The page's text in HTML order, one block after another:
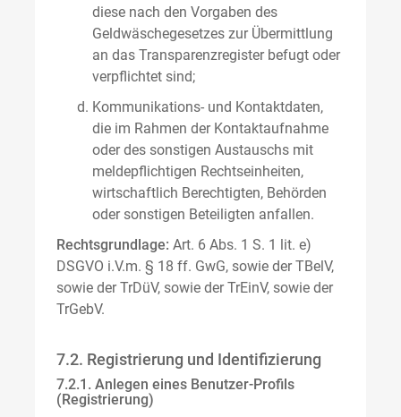
diese nach den Vorgaben des
Geldwäschegesetzes zur Übermittlung
an das Transparenzregister befugt oder
verpflichtet sind;
Kommunikations- und Kontaktdaten,
die im Rahmen der Kontaktaufnahme
oder des sonstigen Austauschs mit
meldepflichtigen Rechtseinheiten,
wirtschaftlich Berechtigten, Behörden
oder sonstigen Beteiligten anfallen.
Rechtsgrundlage: Art. 6 Abs. 1 S. 1 lit. e)
DSGVO i.V.m. § 18 ff. GwG, sowie der TBelV,
sowie der TrDüV, sowie der TrEinV, sowie der
TrGebV.
7.2. Registrierung und Identifizierung
7.2.1. Anlegen eines Benutzer-Profils
(Registrierung)